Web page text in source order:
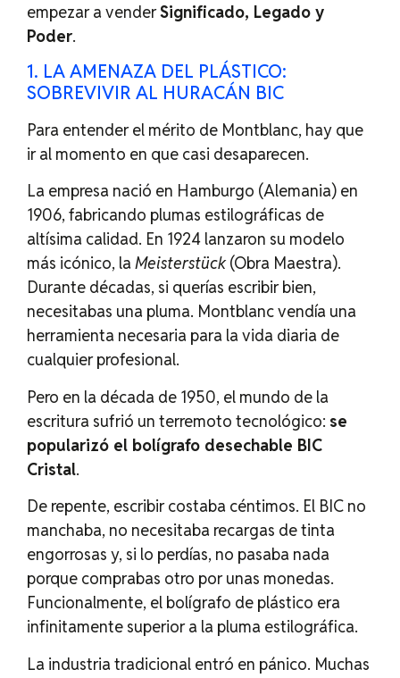
empezar a venderSignificado, Legado y
Poder.
1. LA AMENAZA DEL PLÁSTICO:
SOBREVIVIR AL HURACÁN BIC
Para entender el mérito de Montblanc, hay que
ir al momento en que casi desaparecen.
La empresa nació en Hamburgo (Alemania) en
1906, fabricando plumas estilográficas de
altísima calidad. En 1924 lanzaron su modelo
más icónico, laMeisterstück(Obra Maestra).
Durante décadas, si querías escribir bien,
necesitabas una pluma. Montblanc vendía una
herramienta necesaria para la vida diaria de
cualquier profesional.
Pero en la década de 1950, el mundo de la
escritura sufrió un terremoto tecnológico: se
popularizó el bolígrafo desechable BIC
Cristal.
De repente, escribir costaba céntimos. El BIC no
manchaba, no necesitaba recargas de tinta
engorrosas y, si lo perdías, no pasaba nada
porque comprabas otro por unas monedas.
Funcionalmente, el bolígrafo de plástico era
infinitamente superior a la pluma estilográfica.
La industria tradicional entró en pánico. Muchas